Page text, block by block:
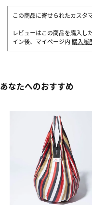
この商品に寄せられたカスタ
レビューはこの商品を購入し
イン後、マイページ内 購入履
あなたへのおすすめ